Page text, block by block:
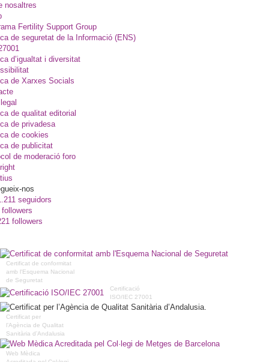
nosaltres
Fertility Support Group
de seguretat de la Informació (ENS)
d’igualtat i diversitat
de Xarxes Socials
de qualitat editorial
de privadesa
de cookies
de publicitat
de moderació foro
nos
seguidors
followers
followers
Certificat de conformitat
amb l'Esquema Nacional
de Seguretat
Certificació
ISO/IEC 27001
Certificat per
l’Agència de Qualitat
Sanitària d’Andalusia
Web Mèdica